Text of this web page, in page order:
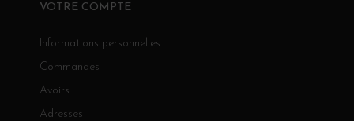
VOTRE COMPTE
Informations personnelles
Commandes
Avoirs
Adresses